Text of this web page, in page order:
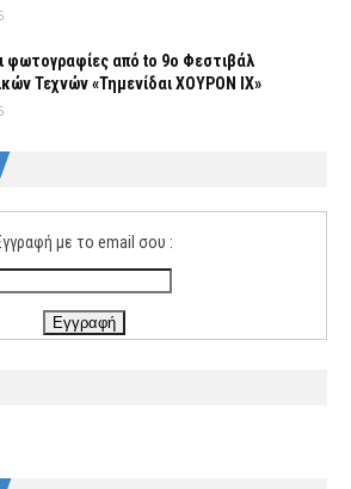
φωτογραφίες από tο 9ο Φεστιβάλ
Τεχνών «Τημενίδαι ΧΟΥΡΟΝ ΙΧ»
με το email σου :